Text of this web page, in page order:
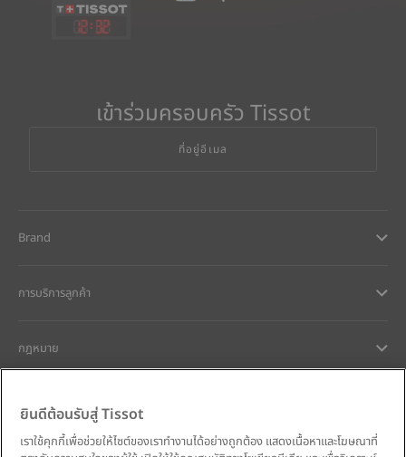
12: 32
เข้าร่วมครอบครัว Tissot
ที่อยู่อีเมล
Brand
การบริการลูกค้า
กฎหมาย
การช่วยเหลือและติดต่อ
ยินดีต้อนรับสู่ Tissot
เราใช้คุกกี้เพื่อช่วยให้ไซต์ของเราทำงานได้อย่างถูกต้อง แสดงเนื้อหาและโฆษณาที่